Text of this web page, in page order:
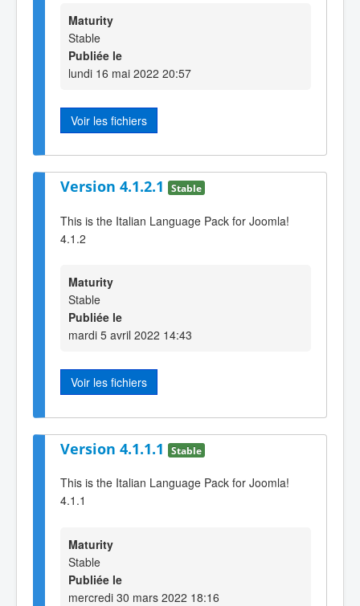
Maturity
Stable
Publiée le
lundi 16 mai 2022 20:57
Voir les fichiers
Version 4.1.2.1 Stable
This is the Italian Language Pack for Joomla!
4.1.2
Maturity
Stable
Publiée le
mardi 5 avril 2022 14:43
Voir les fichiers
Version 4.1.1.1 Stable
This is the Italian Language Pack for Joomla!
4.1.1
Maturity
Stable
Publiée le
mercredi 30 mars 2022 18:16